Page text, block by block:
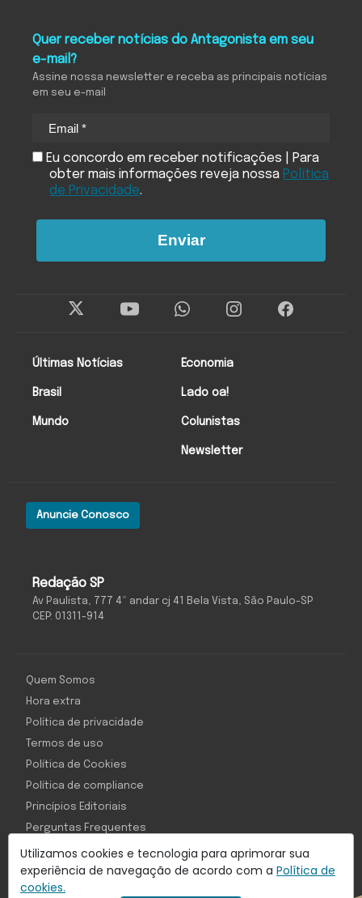
Utilizamos cookies e tecnologia para aprimorar sua
experiência de navegação de acordo com a Política de
cookies.
Redação SP
Av Paulista, 777 4º andar cj 41 Bela Vista, São Paulo-SP
CEP: 01311-914
Anuncie Conosco
Últimas Notícias
Brasil
Mundo
Economia
Lado oa!
Colunistas
Newsletter
Quer receber notícias do Antagonista em seu
e-mail?
Assine nossa newsletter e receba as principais notícias
em seu e-mail
Eu concordo em receber notificações | Para
obter mais informações reveja nossaPolítica
de Privacidade.
Enviar
Com inteligência e tecnologia:
Quem Somos
Hora extra
Política de privacidade
Termos de uso
Política de Cookies
Política de compliance
Princípios Editoriais
Perguntas Frequentes